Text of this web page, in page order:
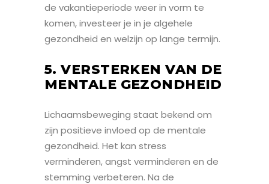
de vakantieperiode weer in vorm te
komen, investeer je in je algehele
gezondheid en welzijn op lange termijn.
5. VERSTERKEN VAN DE
MENTALE GEZONDHEID
Lichaamsbeweging staat bekend om
zijn positieve invloed op de mentale
gezondheid. Het kan stress
verminderen, angst verminderen en de
stemming verbeteren. Na de